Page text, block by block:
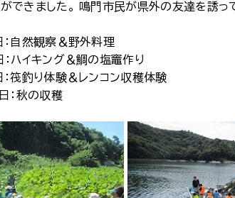
できました。 鳴門市民が県外の友達を誘っ
自然観察＆野外料理
ハイキング＆鯛の塩竈作り
筏釣り体験＆レンコン収穫体験
秋の収穫